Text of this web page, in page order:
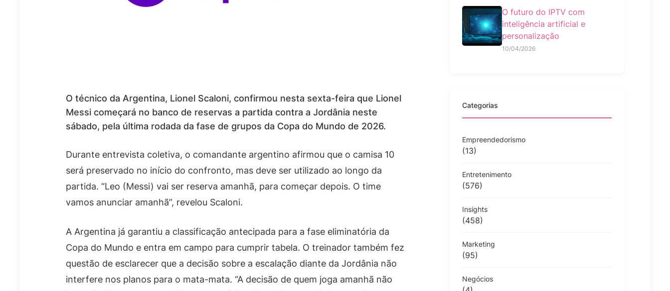
O técnico da Argentina, Lionel Scaloni, confirmou nesta sexta-feira que Lionel
Messi começará no banco de reservas a partida contra a Jordânia neste
sábado, pela última rodada da fase de grupos da Copa do Mundo de 2026.
Durante entrevista coletiva, o comandante argentino afirmou que o camisa 10
será preservado no início do confronto, mas deve ser utilizado ao longo da
partida. “Leo (Messi) vai ser reserva amanhã, para começar depois. O time
vamos anunciar amanhã”, revelou Scaloni.
A Argentina já garantiu a classificação antecipada para a fase eliminatória da
Copa do Mundo e entra em campo para cumprir tabela. O treinador também fez
questão de esclarecer que a decisão sobre a escalação diante da Jordânia não
interfere nos planos para o mata-mata. “A decisão de quem joga amanhã não
O futuro do IPTV com
inteligência artificial e
personalização
10/04/2026
Categorias
Empreendedorismo
(13)
Entretenimento
(576)
Insights
(458)
Marketing
(95)
Negócios